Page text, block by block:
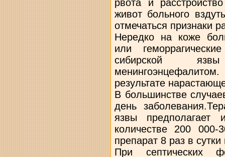
рвота и
живот больного
отмечаться признаки
Нередко на коже
или
сибирской
результате
В большинстве
день
язвы предполагает
количестве 200
препарат 8 раз в
При септических